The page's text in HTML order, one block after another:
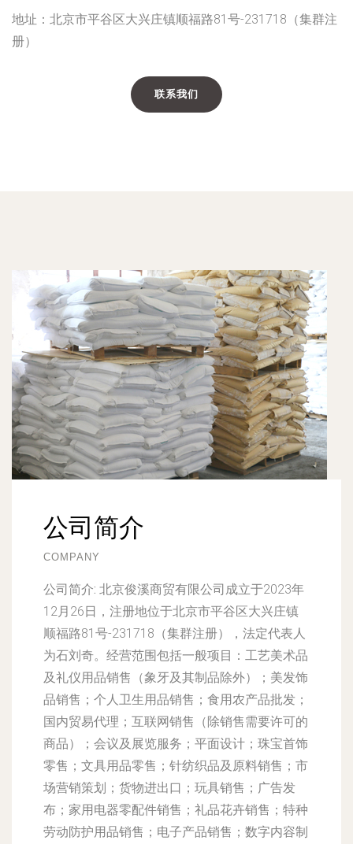
地址：北京市平谷区大兴庄镇顺福路81号-231718（集群注
册）
联系我们
公司简介
COMPANY
公司简介: 北京俊溪商贸有限公司成立于2023年
12月26日，注册地位于北京市平谷区大兴庄镇
顺福路81号-231718（集群注册），法定代表人
为石刘奇。经营范围包括一般项目：工艺美术品
及礼仪用品销售（象牙及其制品除外）；美发饰
品销售；个人卫生用品销售；食用农产品批发；
国内贸易代理；互联网销售（除销售需要许可的
商品）；会议及展览服务；平面设计；珠宝首饰
零售；文具用品零售；针纺织品及原料销售；市
场营销策划；货物进出口；玩具销售；广告发
布；家用电器零配件销售；礼品花卉销售；特种
劳动防护用品销售；电子产品销售；数字内容制